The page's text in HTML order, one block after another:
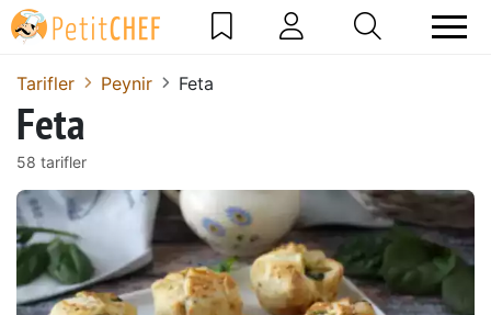
Tarifler Peynir Feta
Feta
58 tarifler